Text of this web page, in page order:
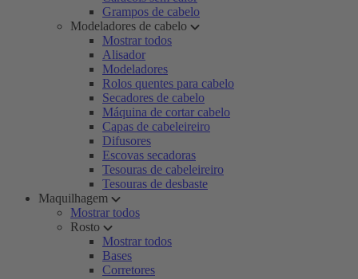
Grampos de cabelo
Modeladores de cabelo
Mostrar todos
Alisador
Modeladores
Rolos quentes para cabelo
Secadores de cabelo
Máquina de cortar cabelo
Capas de cabeleireiro
Difusores
Escovas secadoras
Tesouras de cabeleireiro
Tesouras de desbaste
Maquilhagem
Mostrar todos
Rosto
Mostrar todos
Bases
Corretores